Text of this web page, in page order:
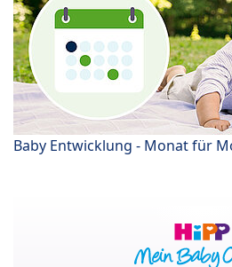
Baby Entwicklung - Monat für